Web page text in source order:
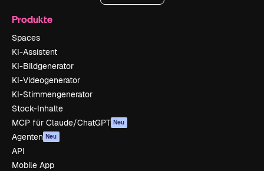
Produkte
Spaces
KI-Assistent
KI-Bildgenerator
KI-Videogenerator
KI-Stimmengenerator
Stock-Inhalte
MCP für Claude/ChatGPT Neu
Agenten Neu
API
Mobile App